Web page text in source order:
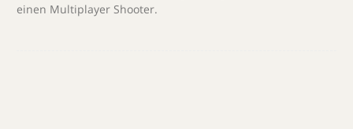
einen Multiplayer Shooter.